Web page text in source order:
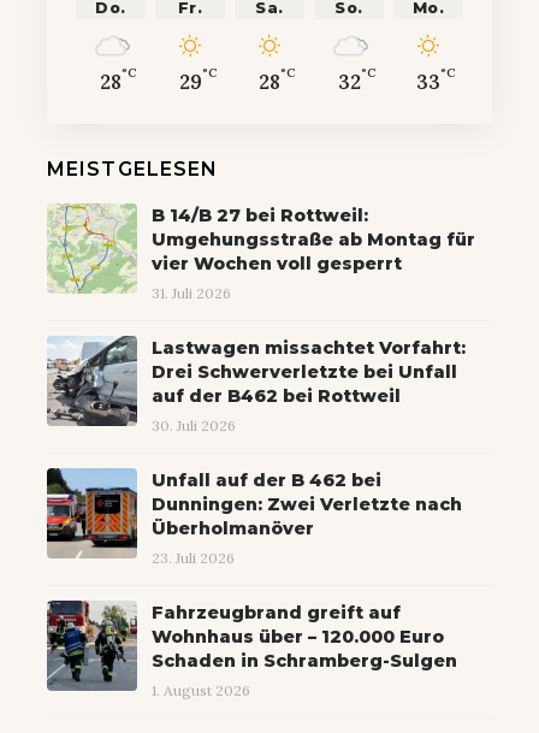
Do.
28°C
Fr.
29°C
Sa.
28°C
So.
32°C
Mo.
33°C
MEISTGELESEN
B 14/B 27 bei Rottweil:
Umgehungsstraße ab Montag für
vier Wochen voll gesperrt
31. Juli 2026
Lastwagen missachtet Vorfahrt:
Drei Schwerverletzte bei Unfall
auf der B462 bei Rottweil
30. Juli 2026
Unfall auf der B 462 bei
Dunningen: Zwei Verletzte nach
Überholmanöver
23. Juli 2026
Fahrzeugbrand greift auf
Wohnhaus über – 120.000 Euro
Schaden in Schramberg-Sulgen
1. August 2026